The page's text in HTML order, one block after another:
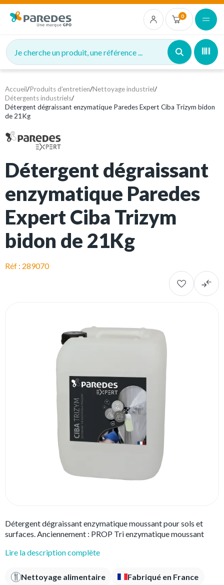
0
Je cherche un produit, une référence ...
Accueil/Produits d'entretien/Nettoyage industriel/
Détergents industriels/
Détergent dégraissant enzymatique Paredes Expert Ciba Trizym bidon
de 21Kg
Détergent dégraissant
enzymatique Paredes
Expert Ciba Trizym
bidon de 21Kg
Réf : 289070
Détergent dégraissant enzymatique moussant pour sols et
surfaces. Anciennement : PROP Tri enzymatique moussant
Lire la description complète
Nettoyage alimentaire
Fabriqué en France